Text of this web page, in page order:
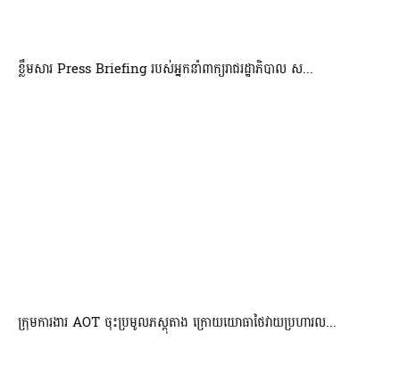
ខ្លឹមសារ Press Briefing របស់អ្នកនាំពាក្យរាជរដ្ឋាភិបាល ស...
ក្រុមការងារ AOT ចុះប្រមូលភស្តុតាង ក្រោយយោធាថៃវាយប្រហារល...